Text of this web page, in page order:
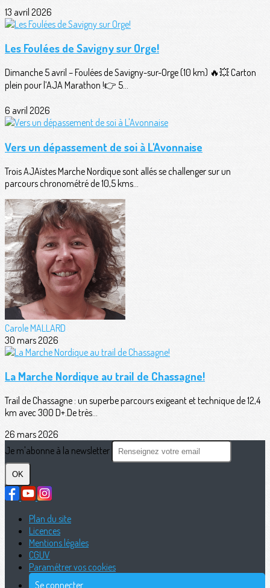
13 avril 2026
Les Foulées de Savigny sur Orge!
Dimanche 5 avril – Foulées de Savigny-sur-Orge (10 km) 🔥💥 Carton
plein pour l’AJA Marathon !👉 5...
6 avril 2026
Vers un dépassement de soi à L'Avonnaise
Trois AJAïstes Marche Nordique sont allés se challenger sur un
parcours chronométré de 10,5 kms...
Carole MALLARD
30 mars 2026
La Marche Nordique au trail de Chassagne!
Trail de Chassagne : un superbe parcours exigeant et technique de 12,4
km avec 300 D+.De très...
26 mars 2026
Je m'abonne à la newsletter
OK
Plan du site
Licences
Mentions légales
CGUV
Paramétrer vos cookies
Se connecter